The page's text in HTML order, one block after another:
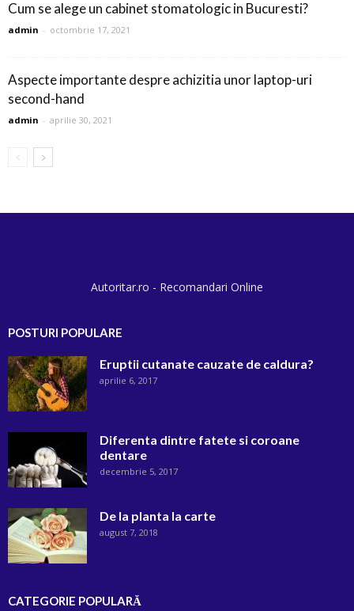
Cum se alege un cabinet stomatologic in Bucuresti?
admin - octombrie 17, 2021
Aspecte importante despre achizitia unor laptop-uri
second-hand
admin - aprilie 30, 2021
Autoritar.ro - Recomandari Online
POSTURI POPULARE
Eruptii cutanate cauzate de caldura?
aprilie 6, 2017
Diferenta dintre fatete si coroane
dentare
decembrie 5, 2017
De la planta la carte
august 7, 2018
CATEGORIE POPULARĂ